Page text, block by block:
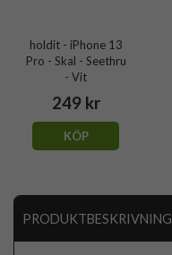
holdit - iPhone 13
Pro - Skal - Seethru
- Vit
249 kr
KÖP
PRODUKTBESKRIVNING